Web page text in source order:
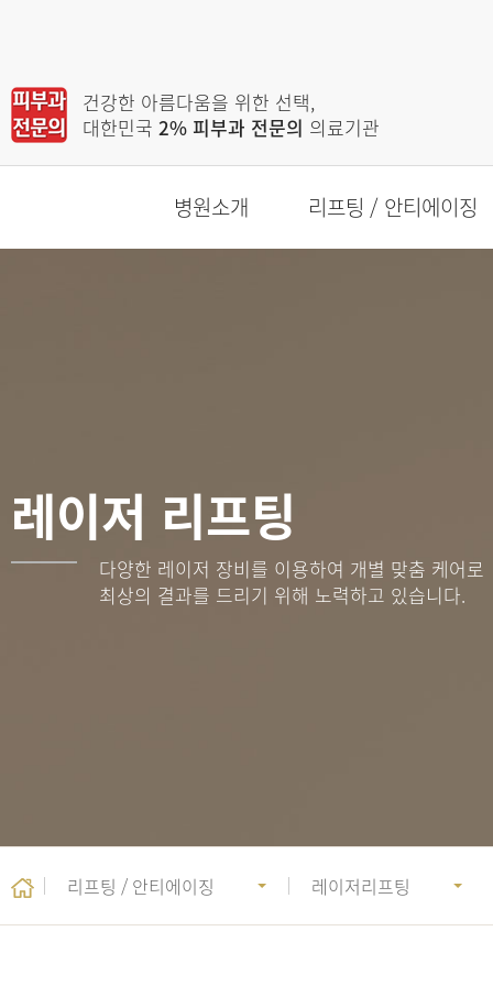
건강한 아름다움을 위한 선택,
대한민국 2% 피부과 전문의 의료기관
병원소개 리프팅 / 안티에이징
레이저 리프팅
다양한 레이저 장비를 이용하여 개별 맞춤 케어로
최상의 결과를 드리기 위해 노력하고 있습니다.
리프팅 / 안티에이징 레이저리프팅